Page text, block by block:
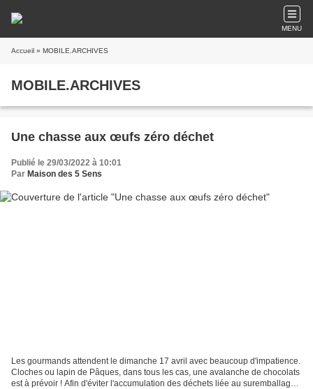
MENU
Accueil » MOBILE.ARCHIVES
MOBILE.ARCHIVES
Une chasse aux œufs zéro déchet
Publié le 29/03/2022 à 10:01
Par Maison des 5 Sens
Les gourmands attendent le dimanche 17 avril avec beaucoup d'impatience.
Cloches ou lapin de Pâques, dans tous les cas, une avalanche de chocolats
est à prévoir ! Afin d'éviter l'accumulation des déchets liée au suremballage